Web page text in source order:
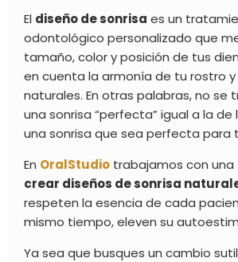
El diseño de sonrisa es un
odontológico personalizado que
tamaño, color y posición de tus
en cuenta la armonía de tu rostro
naturales. En otras palabras, no se
una sonrisa “perfecta” igual a la de
una sonrisa que sea perfecta para
En OralStudio trabajamos con una
crear diseños de sonrisa
respeten la esencia de cada
mismo tiempo, eleven su
Ya sea que busques un cambio